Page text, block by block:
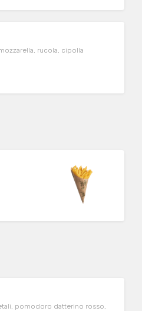
rucola, cipolla
pomodoro datterino rosso,